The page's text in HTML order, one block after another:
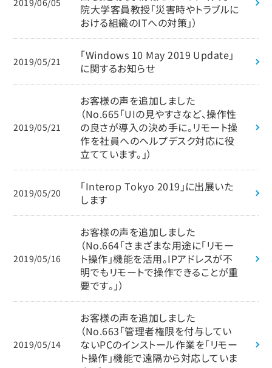
2019/06/05
院大学客員教授「災害時やトラブルに
おける組織のITへの対策」）
2019/05/21
「Windows 10 May 2019 Update」
に関するお知らせ
2019/05/21
お客様の声を追加しました
（No.665「UIの見やすさなど、操作性
の良さが導入の決め手に。リモート操
作を社員へのヘルプデスク対応に役
立てています。」）
2019/05/20
「Interop Tokyo 2019」に出展いた
します
2019/05/16
お客様の声を追加しました
（No.664「さまざまな用途に「リモー
ト操作」機能を活用。IPアドレスが不
明でもリモートで操作できることが重
要です。」）
2019/05/14
お客様の声を追加しました
（No.663「管理者権限を付与してい
ないPCのインストール作業を「リモー
ト操作」機能で遠隔から対応していま